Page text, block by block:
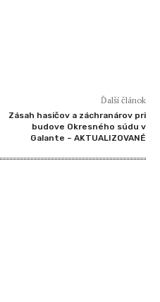
Ďalší článok
Zásah hasičov a záchranárov pri
budove Okresného súdu v
Galante – AKTUALIZOVANÉ